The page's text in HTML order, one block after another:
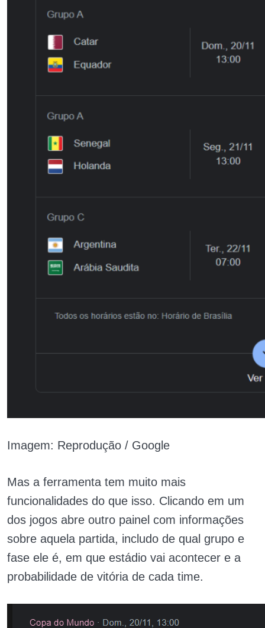
Imagem: Reprodução / Google
Mas a ferramenta tem muito mais
funcionalidades do que isso. Clicando em um
dos jogos abre outro painel com informações
sobre aquela partida, includo de qual grupo e
fase ele é, em que estádio vai acontecer e a
probabilidade de vitória de cada time.